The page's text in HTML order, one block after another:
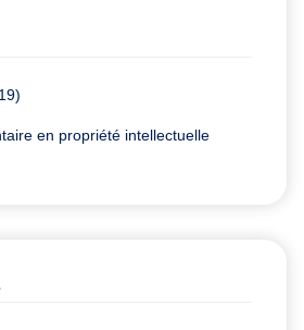
en propriété intellectuelle